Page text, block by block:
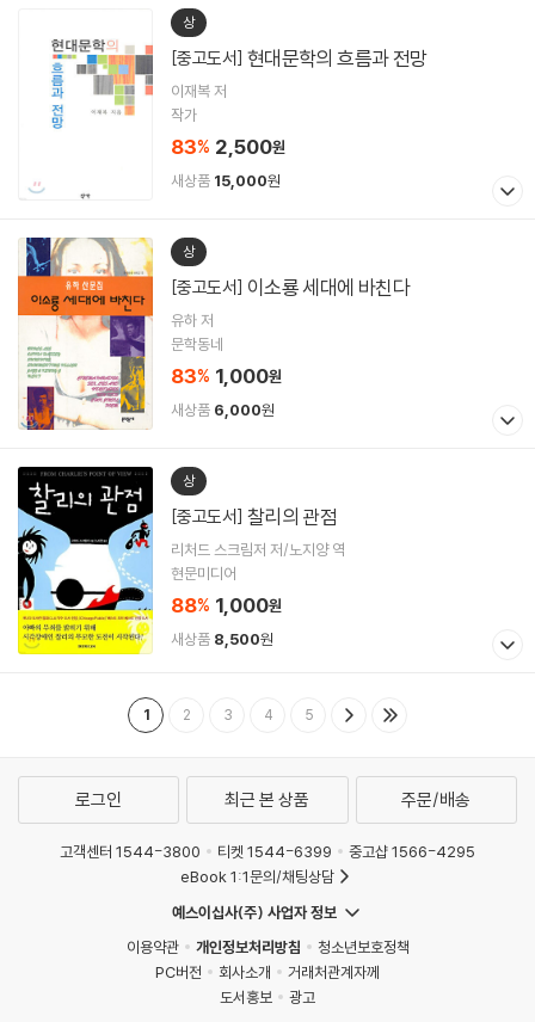
상
[중고도서] 현대문학의 흐름과 전망
이재복 저
작가
83% 2,500원
새상품 15,000원
상
[중고도서] 이소룡 세대에 바친다
유하 저
문학동네
83% 1,000원
새상품 6,000원
상
[중고도서] 찰리의 관점
리처드 스크림저 저/노지양 역
현문미디어
88% 1,000원
새상품 8,500원
1 2 3 4 5
로그인 최근 본 상품 주문/배송
고객센터 1544-3800 티켓 1544-6399
중고샵 1566-4295
eBook 1:1문의/채팅상담
예스이십사(주) 사업자 정보
이용약관
개인정보처리방침
청소년보호정책
PC버전
회사소개
거래처관계자께
도서홍보
광고